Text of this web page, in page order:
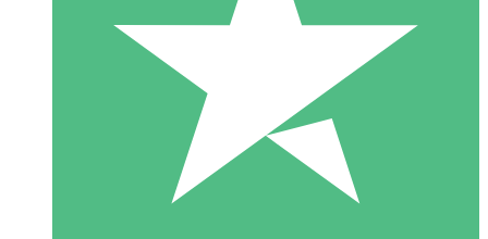
Pague conforme o uso com créditos de download. Sem
1000